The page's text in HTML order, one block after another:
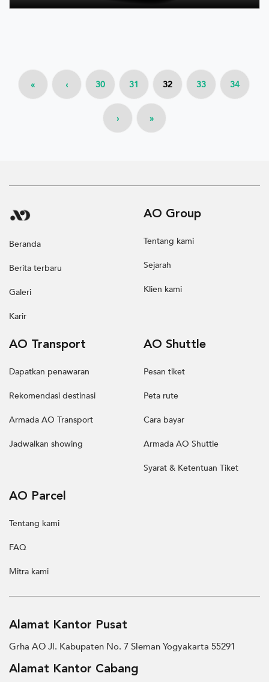
« ‹ 30 31 32 33 34
› »
Beranda
Berita terbaru
Galeri
Karir
AO Group
Tentang kami
Sejarah
Klien kami
AO Transport
Dapatkan penawaran
Rekomendasi destinasi
Armada AO Transport
Jadwalkan showing
AO Shuttle
Pesan tiket
Peta rute
Cara bayar
Armada AO Shuttle
Syarat & Ketentuan Tiket
AO Parcel
Tentang kami
FAQ
Mitra kami
Alamat Kantor Pusat
Grha AO Jl. Kabupaten No. 7 Sleman Yogyakarta 55291
Alamat Kantor Cabang